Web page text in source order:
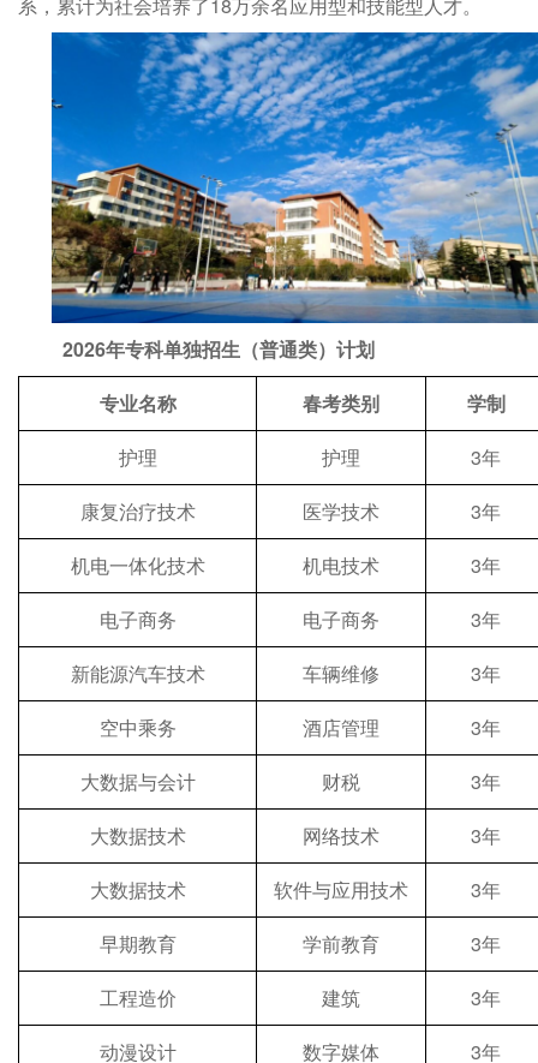
2026年专科单独招生 （普通类）计划
专业名称
春考类别
学制
护理
护理
3年
康复治疗技术
医学技术
3年
机电一体化技术
机电技术
3年
电子商务
电子商务
3年
新能源汽车技术
车辆维修
3年
空中乘务
酒店管理
3年
大数据与会计
财税
3年
大数据技术
网络技术
3年
大数据技术
软件与应用技术
3年
早期教育
学前教育
3年
工程造价
建筑
3年
动漫设计
数字媒体
3年